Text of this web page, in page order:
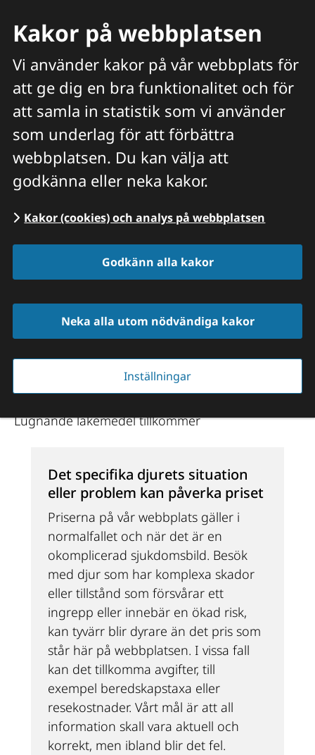
Kakor på webbplatsen
Vi använder kakor på vår webbplats för
att ge dig en bra funktionalitet och för
att samla in statistik som vi använder
som underlag för att förbättra
webbplatsen. Du kan välja att
godkänna eller neka kakor.
Kakor (cookies) och analys på webbplatsen
Godkänn alla kakor
Neka alla utom nödvändiga kakor
Inställningar
Meny Hitta veterinär Sök
Start / Våra priser och tjänster / Pälsvård,
klippning | KATT
Pälsvård, klippning
katt
1 160 kr
Lugnande läkemedel tillkommer
Det specifika djurets situation
eller problem kan påverka priset
Priserna på vår webbplats gäller i
normalfallet och när det är en
okomplicerad sjukdomsbild. Besök
med djur som har komplexa skador
eller tillstånd som försvårar ett
ingrepp eller innebär en ökad risk,
kan tyvärr blir dyrare än det pris som
står här på webbplatsen. I vissa fall
kan det tillkomma avgifter, till
exempel beredskapstaxa eller
resekostnader. Vårt mål är att all
information skall vara aktuell och
korrekt, men ibland blir det fel.